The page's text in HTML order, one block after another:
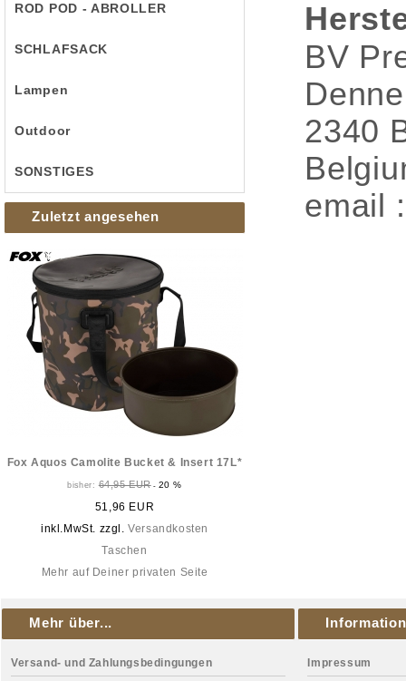
ROD POD - ABROLLER
SCHLAFSACK
Lampen
Outdoor
SONSTIGES
Zuletzt angesehen
Fox Aquos Camolite Bucket & Insert 17L*
bisher:64,95 EUR- 20 %
51,96 EUR
inkl.MwSt. zzgl.Versandkosten
Taschen
Mehr auf Deiner privaten Seite
BV
2340
email
Mehr über...
Versand- und Zahlungsbedingungen Impressum